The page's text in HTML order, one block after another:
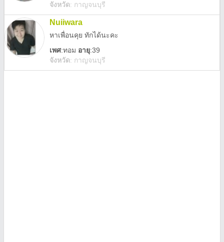
จังหวัด: กาญจนบุรี
Nuiiwara
หาเพื่อนคุย ทักได้นะคะ
เพศ:ทอม อายุ:39
จังหวัด: กาญจนบุรี